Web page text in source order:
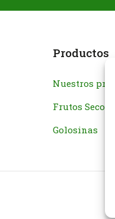
Productos
Nuestros
Frutos Secos
Golosinas